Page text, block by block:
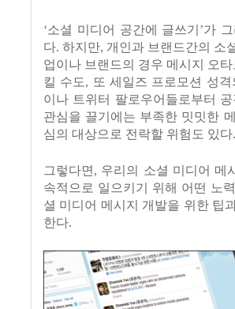
‘소셜 미디어 공간에 글쓰기 ’가
다. 하지만, 개인과 브랜드간의 소
업이나 브랜드의 경우 메시지 오
킬 수도, 또 세일즈 프로모션 성
이나 트위터 팔로우어들로부터
관심을 끌기에는 부족한 밋밋한
심의 대상으로 전락할 위험도 있다.
그렇다면, 우리의 소셜 미디어 메
속적으로 일으키기 위해 어떤 노
셜 미디어 메시지 개발을 위한 팁
한다.